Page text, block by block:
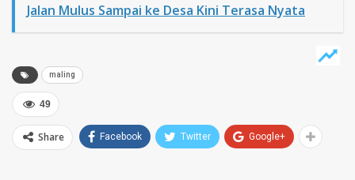
Jalan Mulus Sampai ke Desa Kini Terasa Nyata
maling
49
Share Facebook Twitter Google+